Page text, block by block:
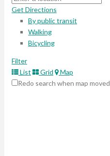
Get Directions
By public transit
Walking
Bicycling
Filter
List
Grid
Map
Redo search when map moved